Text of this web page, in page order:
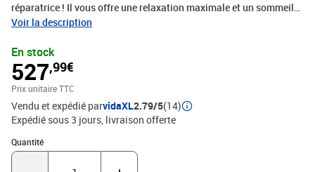
réparatrice ! Il vous offre une relaxation maximale et un sommeil
agréable. Tissu durable : le tissu présente un aspect simple et
est réglable en hauteur selon vos préférences. La tête de lit vous
offre un excellent soutien du dos lorsque vous êtes assis dans
votre lit pour lire ou regarder la télévision.Matelas à ressorts
ensachés : le ressort ensaché individuel intégré est connu pour sa
très haute qualité tout en assurant un haut niveau de durabilité et
d'adaptabilité. Il peut absorber efficacement le bruit et les chocs
causés par les sauts et les rotations.Support moyen-dur : ce
matelas de lit offre une stabilité accrue et juste le niveau de
Voir la description
En stock
527,99€
Prix unitaire TTC
Vendu et expédié parvidaXL2.79/5(14)
Expédié sous 3 jours livraison offerte
Quantité
Quantité : 1